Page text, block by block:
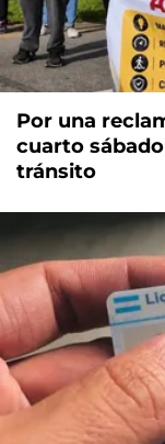
Por una
cuarto
tránsito